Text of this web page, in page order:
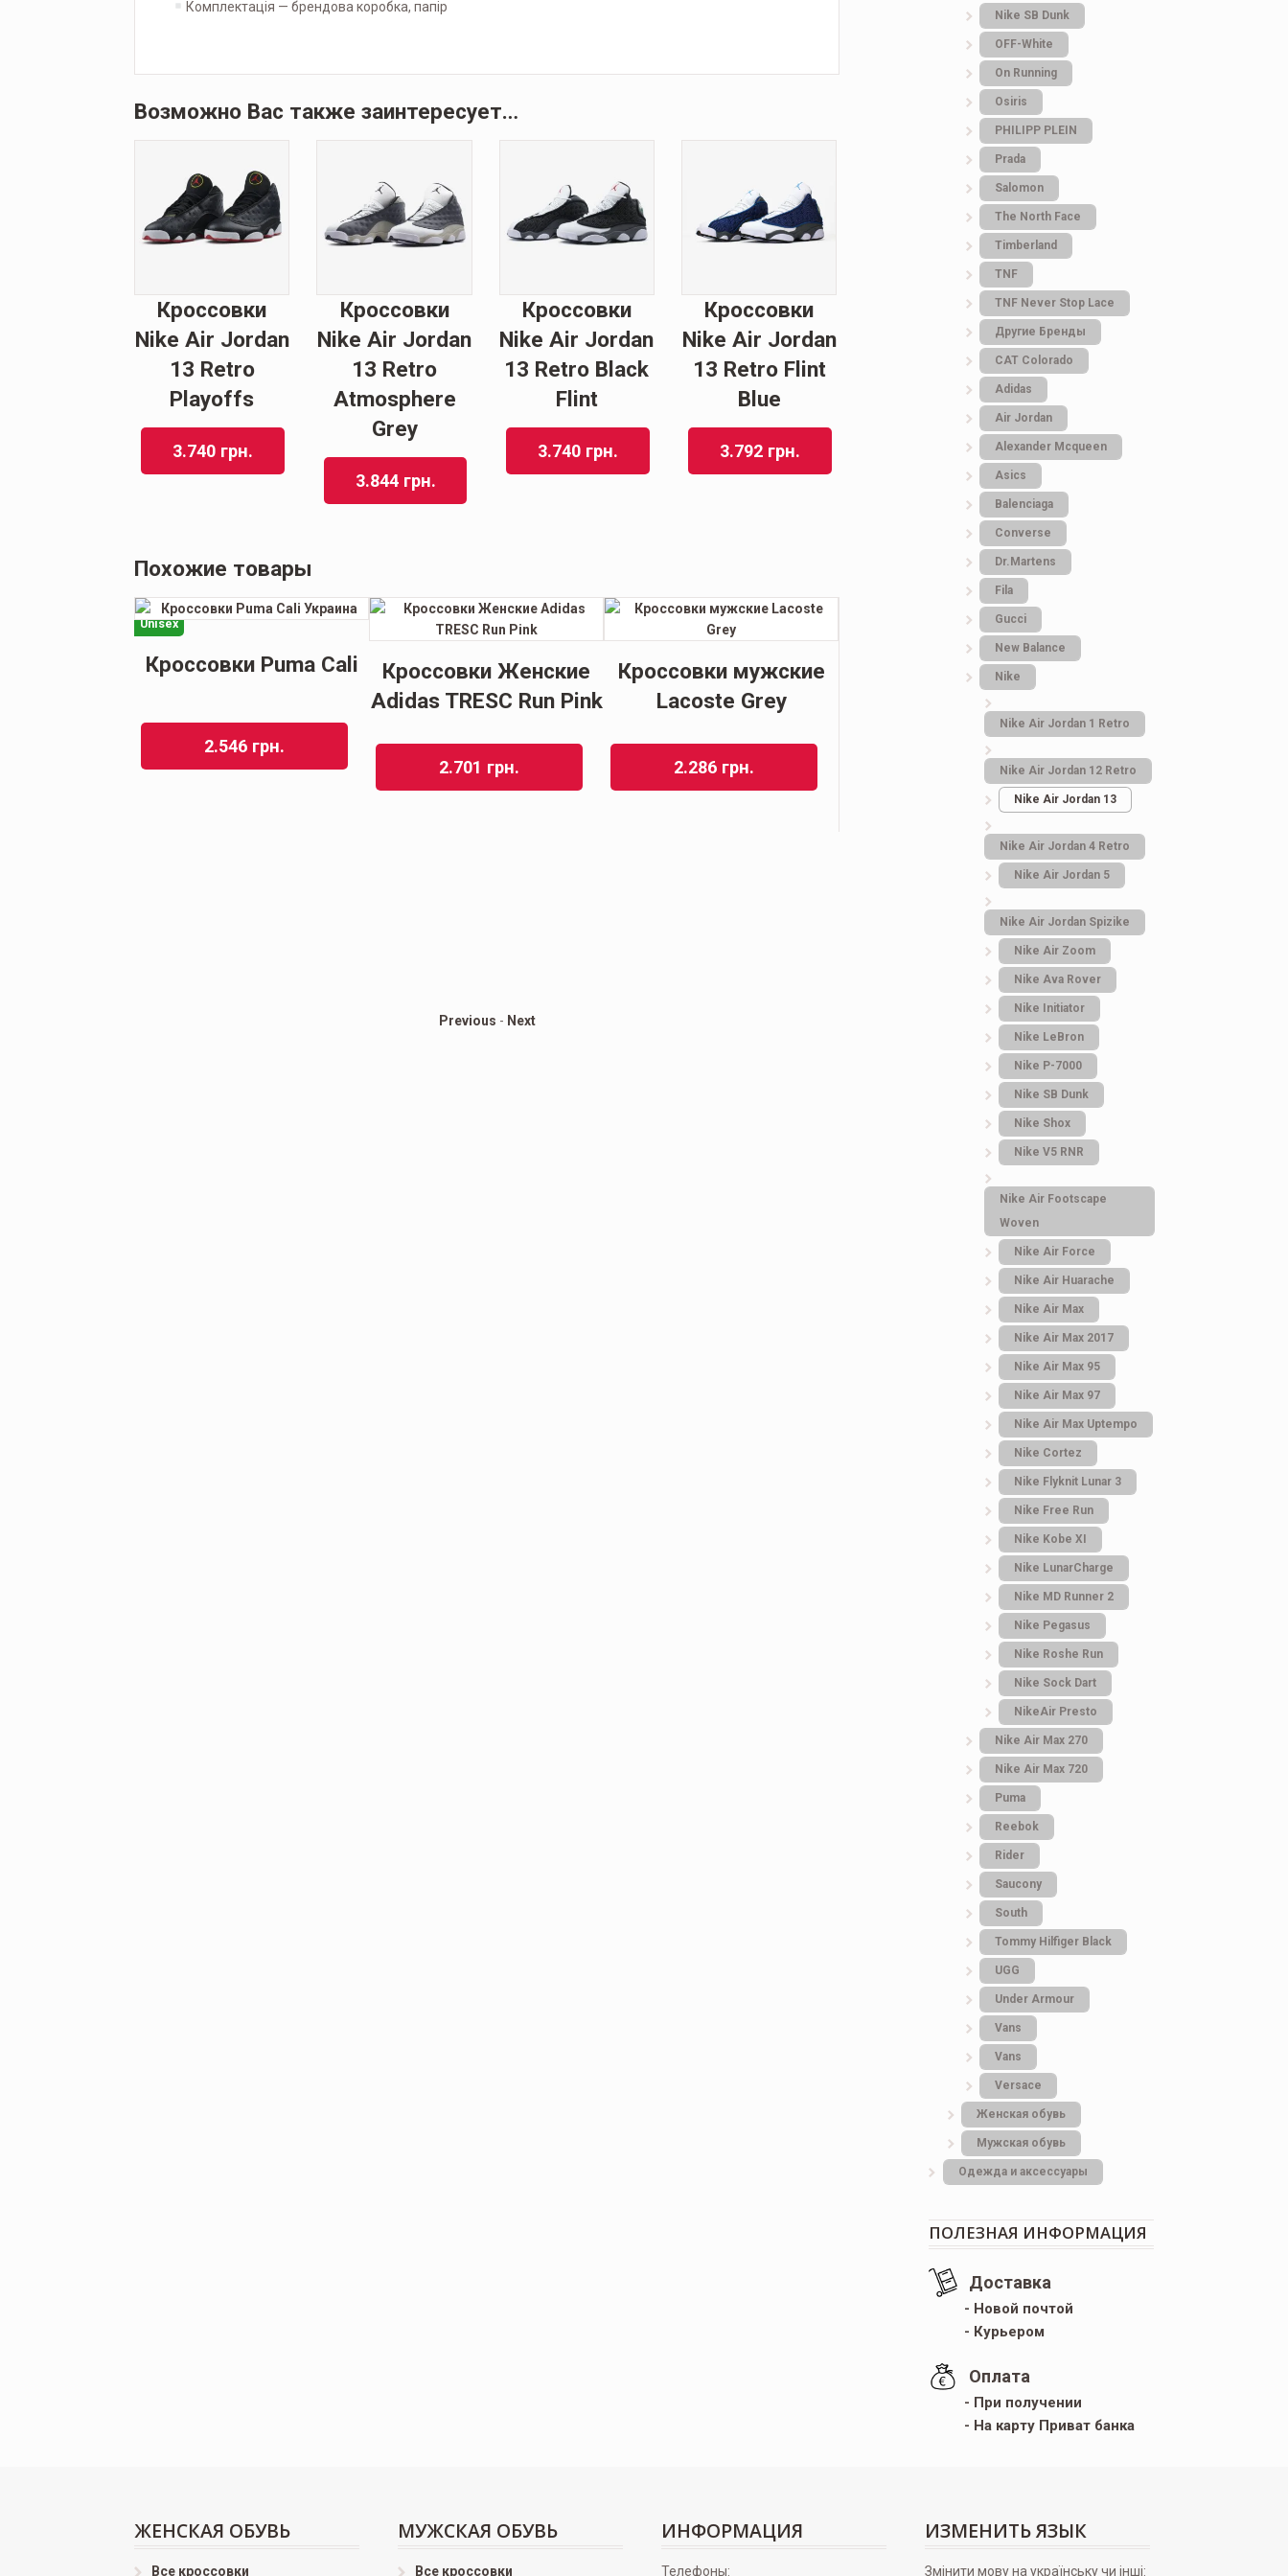
Комплектація — брендова коробка, папір
Возможно Вас также заинтересует…
Кроссовки
Nike Air Jordan
13 Retro
Playoffs
3.740 грн.
Кроссовки
Nike Air Jordan
13 Retro
Atmosphere
Grey
3.844 грн.
Кроссовки
Nike Air Jordan
13 Retro Black
Flint
3.740 грн.
Кроссовки
Nike Air Jordan
13 Retro Flint
Blue
3.792 грн.
Похожие товары
Кроссовки Puma Cali
2.546 грн.
Кроссовки Женские
Adidas TRESC Run Pink
2.701 грн.
Кроссовки мужские
Lacoste Grey
2.286 грн.
Кроссовки мужские
Lacoste White
грн.
Кроссовки
New Balance 9060
Previous - Next
Nike SB Dunk
OFF-White
On Running
Osiris
PHILIPP PLEIN
Prada
Salomon
The North Face
Timberland
TNF
TNF Never Stop Lace
Другие Бренды
САТ Colorado
Adidas
Air Jordan
Alexander Mcqueen
Asics
Balenciaga
Converse
Dr.Martens
Fila
Gucci
New Balance
Nike
Nike Air Jordan 1 Retro
Nike Air Jordan 12 Retro
Nike Air Jordan 13
Nike Air Jordan 4 Retro
Nike Air Jordan 5
Nike Air Jordan Spizike
Nike Air Zoom
Nike Ava Rover
Nike Initiator
Nike LeBron
Nike P-7000
Nike SB Dunk
Nike Shox
Nike V5 RNR
Nike Air Footscape
Woven
Nike Air Force
Nike Air Huarache
Nike Air Max
Nike Air Max 2017
Nike Air Max 95
Nike Air Max 97
Nike Air Max Uptempo
Nike Cortez
Nike Flyknit Lunar 3
Nike Free Run
Nike Kobe XI
Nike LunarCharge
Nike MD Runner 2
Nike Pegasus
Nike Roshe Run
Nike Sock Dart
NikeAir Presto
Nike Air Max 270
Nike Air Max 720
Puma
Reebok
Rider
Saucony
South
Tommy Hilfiger Black
UGG
Under Armour
Vans
Vans
Versace
Женская обувь
Мужская обувь
Одежда и аксессуары
ПОЛЕЗНАЯ ИНФОРМАЦИЯ
Доставка
- Новой почтой
- Курьером
Оплата
- При получении
- На карту Приват банка
ЖЕНСКАЯ ОБУВЬ
Все кроссовки
МУЖСКАЯ ОБУВЬ
Все кроссовки
ИНФОРМАЦИЯ
Телефоны:
ИЗМЕНИТЬ ЯЗЫК
Змінити мову на українську чи інші: